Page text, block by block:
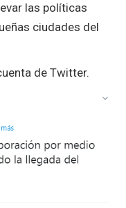
las políticas
ciudades del
de Twitter.